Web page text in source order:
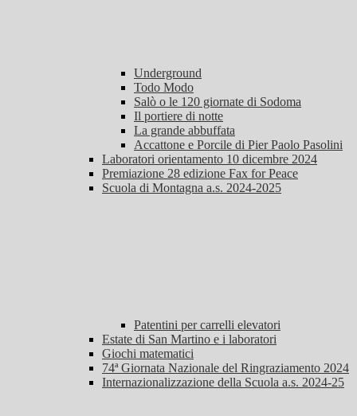
Underground
Todo Modo
Salò o le 120 giornate di Sodoma
Il portiere di notte
La grande abbuffata
Accattone e Porcile di Pier Paolo Pasolini
Laboratori orientamento 10 dicembre 2024
Premiazione 28 edizione Fax for Peace
Scuola di Montagna a.s. 2024-2025
Patentini per carrelli elevatori
Estate di San Martino e i laboratori
Giochi matematici
74ª Giornata Nazionale del Ringraziamento 2024
Internazionalizzazione della Scuola a.s. 2024-25